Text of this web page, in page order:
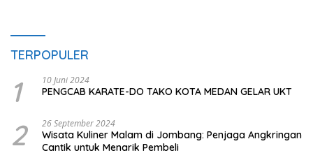
TERPOPULER
1 10 Juni 2024
PENGCAB KARATE-DO TAKO KOTA MEDAN GELAR UKT
2 26 September 2024
Wisata Kuliner Malam di Jombang: Penjaga Angkringan
Cantik untuk Menarik Pembeli